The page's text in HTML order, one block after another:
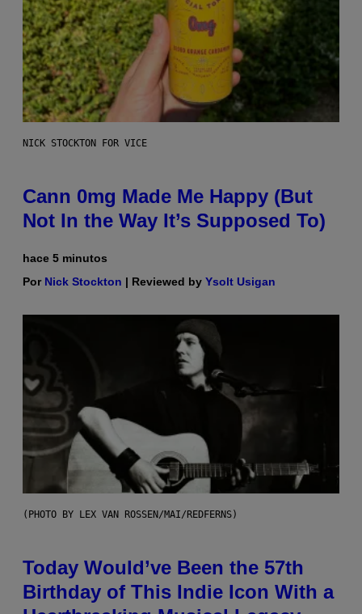
NICK STOCKTON FOR VICE
Cann 0mg Made Me Happy (But
Not In the Way It’s Supposed To)
hace 5 minutos
Por Nick Stockton | Reviewed by Ysolt Usigan
(PHOTO BY LEX VAN ROSSEN/MAI/REDFERNS)
Today Would’ve Been the 57th
Birthday of This Indie Icon With a